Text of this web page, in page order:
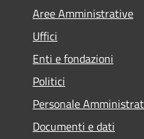
Aree Amministrative
Uffici
Enti e fondazioni
Politici
Personale
Documenti e dati